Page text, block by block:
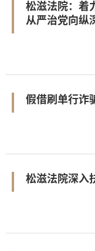
松滋法院：着
从严治党向纵
假借刷单行诈
松滋法院深入